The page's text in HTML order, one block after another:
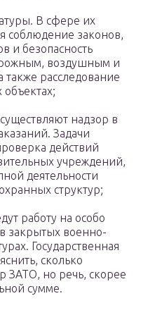
В сфере их
соблюдение законов,
и безопасность
воздушным и
расследование
объектах;
надзор в
Задачи
действий
учреждений,
деятельности
структур;
работу на особо
закрытых военно-
Государственная
сколько
ЗАТО, но речь, скорее
сумме.